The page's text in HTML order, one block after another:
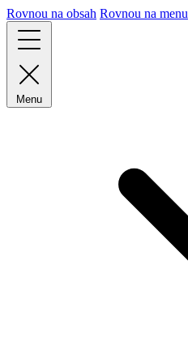
Rovnou na obsah Rovnou na menu
Menu